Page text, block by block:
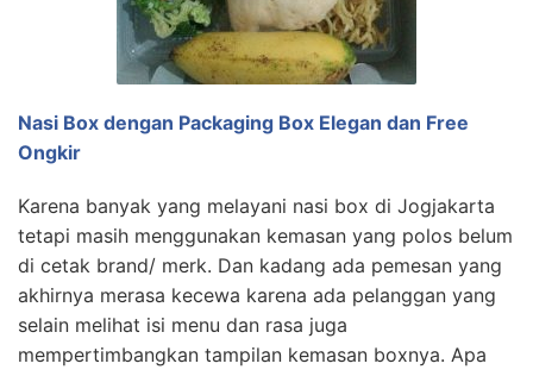
Nasi Box dengan Packaging Box Elegan dan Free
Ongkir
Karena banyak yang melayani nasi box di Jogjakarta
tetapi masih menggunakan kemasan yang polos belum
di cetak brand/ merk. Dan kadang ada pemesan yang
akhirnya merasa kecewa karena ada pelanggan yang
selain melihat isi menu dan rasa juga
mempertimbangkan tampilan kemasan boxnya. Apa